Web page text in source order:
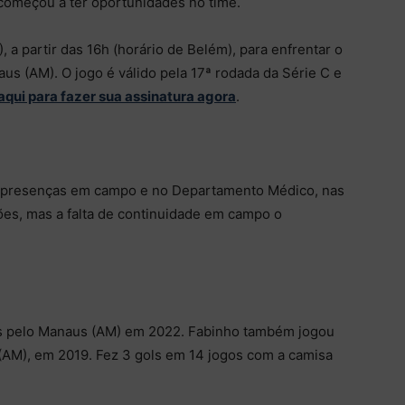
a partir das 16h (horário de Belém), para enfrentar o
(AM). O jogo é válido pela 17ª rodada da Série C e
para fazer sua assinatura agora.
em campo e no Departamento Médico, nas
mas a falta de continuidade em campo o
Manaus (AM) em 2022. Fabinho também jogou
em 2019. Fez 3 gols em 14 jogos com a camisa